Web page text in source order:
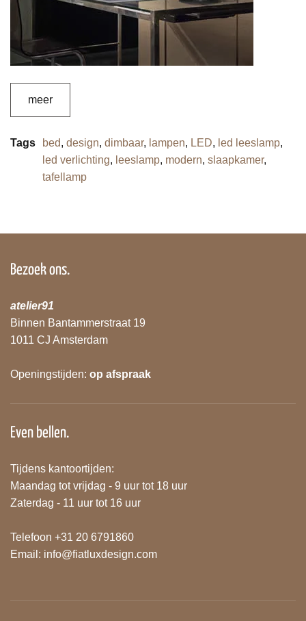
meer
Tags bed, design, dimbaar, lampen, LED, led leeslamp,
led verlichting, leeslamp, modern, slaapkamer,
tafellamp
Bezoek ons.
atelier91
Binnen Bantammerstraat 19
1011 CJ Amsterdam
Openingstijden: op afspraak
Even bellen.
Tijdens kantoortijden:
Maandag tot vrijdag - 9 uur tot 18 uur
Zaterdag - 11 uur tot 16 uur
Telefoon +31 20 6791860
Email: info@fiatluxdesign.com